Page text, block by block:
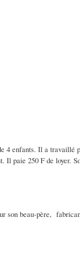
4 enfants. Il a
Il paie 250 F de loyer.
son beau-père,